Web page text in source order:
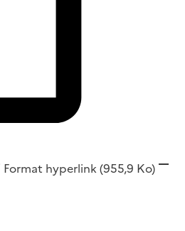
Format hyperlink (955,9 Ko)